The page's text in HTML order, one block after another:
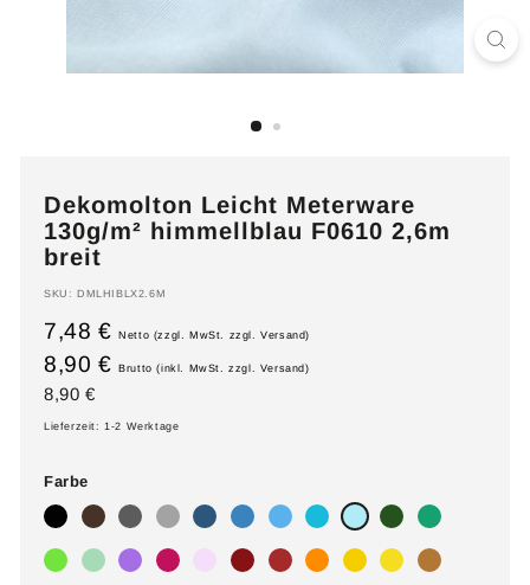
Dekomolton Leicht Meterware
130g/m² himmellblau F0610 2,6m
breit
SKU: DMLHIBLX2.6M
7,48 €Netto (zzgl. MwSt. zzgl. Versand)
8,90 €Brutto (inkl. MwSt. zzgl. Versand)
Normaler
8,90 €8,90
Lieferzeit: 1-2 Werktage
Farbe